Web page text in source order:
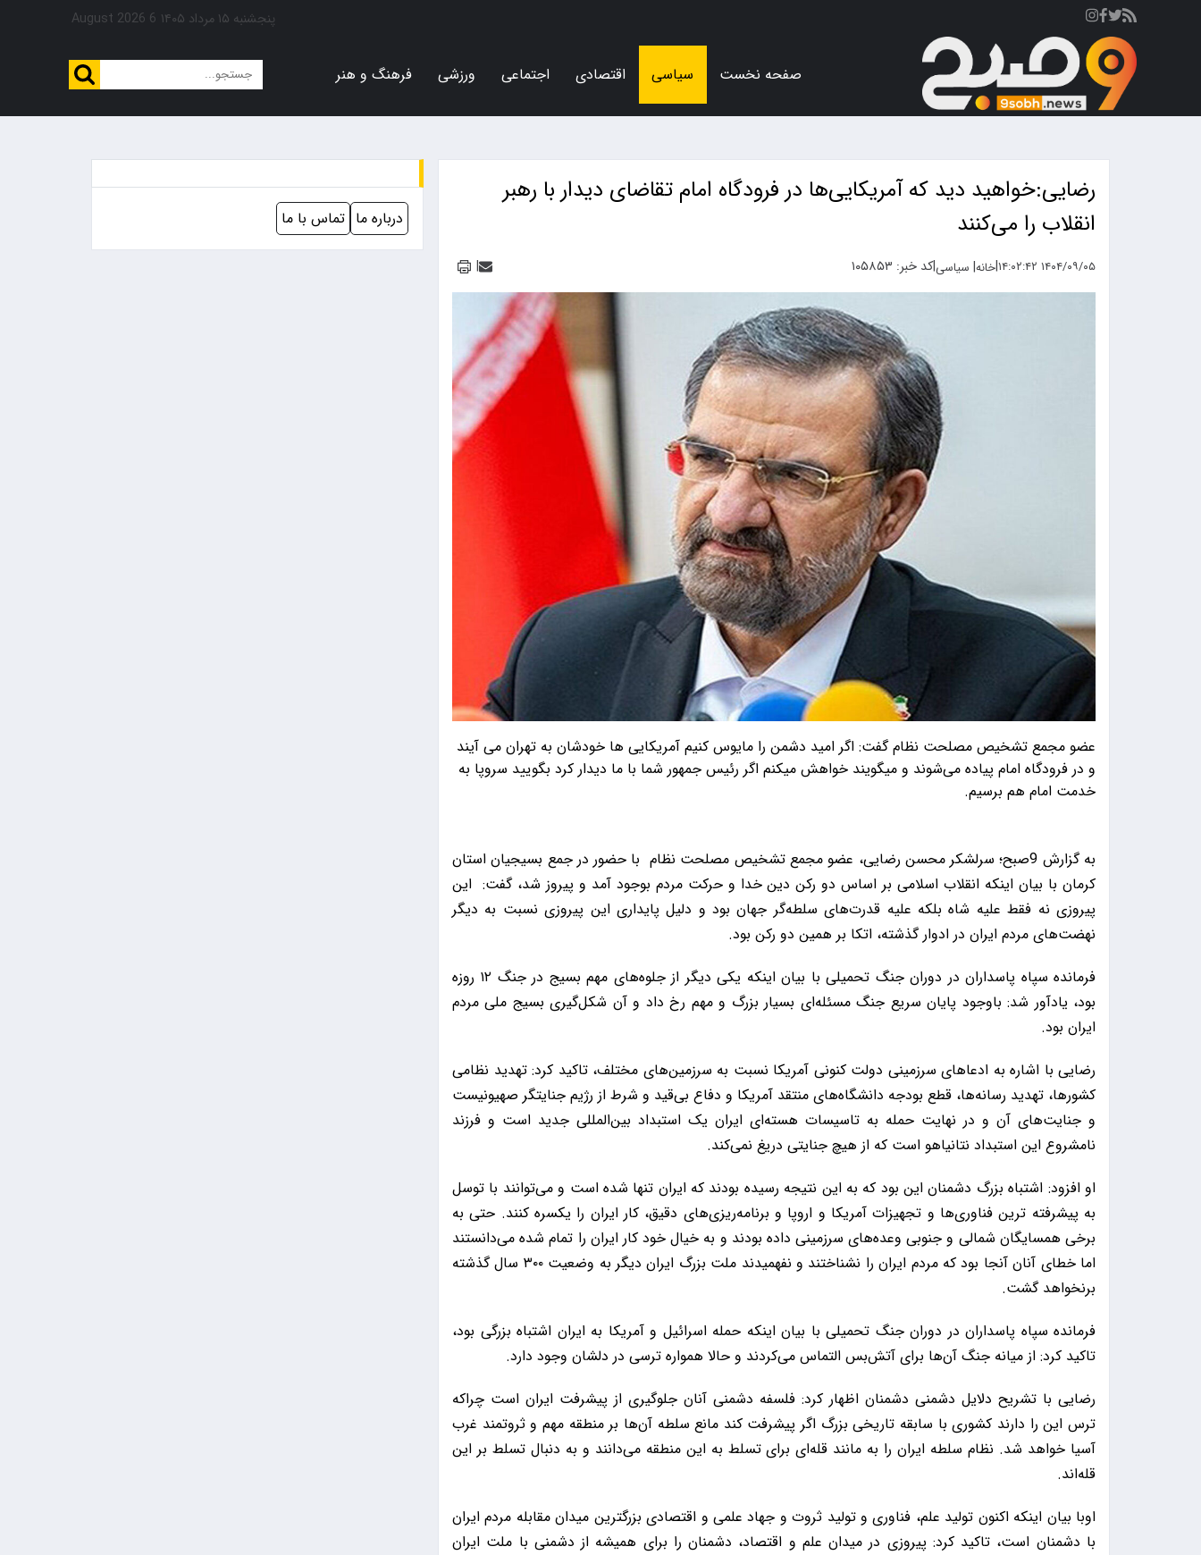
پنجشنبه ۱۵ مرداد ۱۴۰۵ 6 August 2026
صفحه نخست سیاسی اقتصادی اجتماعی ورزشی فرهنگ و هنر
رضایی:خواهید دید که آمریکایی‌ها در فرودگاه امام تقاضای دیدار با رهبر
انقلاب را می‌کنند
۱۴۰۴/۰۹/۰۵ ۱۴:۰۲:۴۲ |خانه| سیاسی|کد خبر: ۱۰۵۸۵۳ |
عضو مجمع تشخیص مصلحت نظام گفت: اگر امید دشمن را مایوس کنیم آمریکایی ها خودشان به تهران می آیند
و در فرودگاه امام پیاده می‌شوند و میگویند خواهش میکنم اگر رئیس جمهور شما با ما دیدار کرد بگویید سروپا به
خدمت امام هم برسیم.
به گزارش 9صبح؛ سرلشکر محسن رضایی، عضو مجمع تشخیص مصلحت نظام با حضور در جمع بسیجیان استان
کرمان با بیان اینکه انقلاب اسلامی بر اساس دو رکن دین‌ خدا و حرکت مردم بوجود آمد و پیروز شد، گفت: این
پیروزی نه فقط علیه شاه بلکه علیه قدرت‌های سلطه‌گر جهان بود و دلیل پایداری این پیروزی نسبت به دیگر
نهضت‌های مردم ایران در ادوار گذشته، اتکا بر همین دو رکن بود.
فرمانده سپاه پاسداران در دوران جنگ تحمیلی با بیان اینکه یکی دیگر از جلوه‌های مهم بسیج در جنگ ۱۲ روزه
بود، یادآور شد: باوجود پایان سریع جنگ مسئله‌ای بسیار بزرگ و مهم رخ داد و آن شکل‌گیری بسیج ملی مردم
ایران بود.
رضایی با اشاره به ادعاهای سرزمینی دولت کنونی آمریکا نسبت به سرزمین‌های مختلف، تاکید کرد: تهدید نظامی
کشورها، تهدید رسانه‌ها، قطع بودجه دانشگاه‌های منتقد آمریکا و دفاع بی‌قید و شرط از رژیم جنایتگر صهیونیست
و جنایت‌های آن و در نهایت حمله به تاسیسات هسته‌ای ایران یک استبداد بین‌المللی جدید است و فرزند
نامشروع این استبداد نتانیاهو است که از هیچ جنایتی دریغ نمی‌کند.
او افزود: اشتباه بزرگ دشمنان این بود که به این نتیجه رسیده بودند که ایران تنها شده است و می‌توانند با توسل
به پیشرفته ترین فناوری‌ها و تجهیزات آمریکا و اروپا و برنامه‌ریزی‌های دقیق، کار ایران را یکسره کنند. حتی به
برخی همسایگان شمالی و جنوبی وعده‌های سرزمینی داده بودند و به خیال خود کار ایران را تمام شده می‌دانستند
اما خطای آنان آنجا بود که مردم ایران را نشناختند و نفهمیدند ملت بزرگ ایران دیگر به وضعیت ۳۰۰ سال گذشته
برنخواهد گشت.
فرمانده سپاه پاسداران در دوران جنگ تحمیلی با بیان اینکه حمله اسرائیل و آمریکا به ایران اشتباه بزرگی بود،
تاکید کرد: از میانه جنگ آن‌ها برای آتش‌بس التماس می‌کردند و حالا همواره ترسی در دلشان وجود دارد.
رضایی با تشریح دلایل دشمنی دشمنان اظهار کرد: فلسفه دشمنی آنان جلوگیری از پیشرفت ایران است چراکه
ترس این را دارند کشوری با سابقه تاریخی بزرگ اگر پیشرفت کند مانع سلطه آن‌ها بر منطقه مهم و ثروتمند غرب
آسیا خواهد شد. نظام سلطه ایران را به مانند قله‌ای برای تسلط به این منطقه می‌دانند و به دنبال تسلط بر این
قله‌اند.
اوبا بیان اینکه اکنون تولید علم، فناوری و تولید ثروت و جهاد علمی و اقتصادی بزرگترین میدان مقابله مردم ایران
با دشمنان است، تاکید کرد: پیروزی در میدان علم و اقتصاد، دشمنان را برای همیشه از دشمنی با ملت ایران
درباره ما تماس با ما